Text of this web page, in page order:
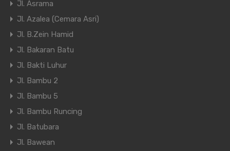
Jl. Asrama
Jl. Azalea (Cemara Asri)
Jl. B.Zein Hamid
Jl. Bakaran Batu
Jl. Bakti Luhur
Jl. Bambu 2
Jl. Bambu 5
Jl. Bambu Runcing
Jl. Batubara
Jl. Bawean